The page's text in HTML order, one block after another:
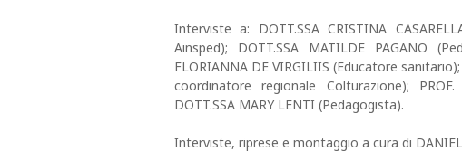
Interviste a: DOTT.SSA CRISTINA
Ainsped); DOTT.SSA MATILDE PAGANO
FLORIANNA DE VIRGILIIS (Educatore
coordinatore regionale Colturazione); PROF.
DOTT.SSA MARY LENTI (Pedagogista).
Interviste, riprese e montaggio a cura di